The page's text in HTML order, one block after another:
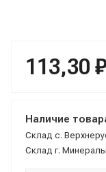
113,30
Наличие
Склад с.
Склад г.